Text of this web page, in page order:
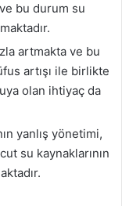
bu durum su
artmakta ve bu
artışı ile birlikte
olan ihtiyaç da
yanlış yönetimi,
su kaynaklarının